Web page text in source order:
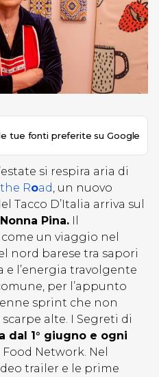
tue fonti preferite su Google
si respira aria di
Road, un nuovo
Tacco D’Italia arriva sul
Pina. Il
un viaggio nel
nord barese tra sapori
e l’energia travolgente
per l’appunto
sprint che non
alte. I Segreti di
dal 1° giugno e ogni
Food Network. Nel
trailer e le prime